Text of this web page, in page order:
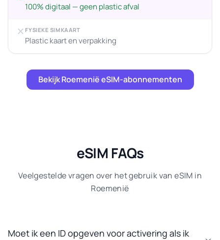
100% digitaal — geen plastic afval
FYSIEKE SIMKAART
Plastic kaart en verpakking
Bekijk Roemenië eSIM-abonnementen
eSIM FAQs
Veelgestelde vragen over het gebruik van eSIM in
Roemenië
Moet ik een ID opgeven voor activering als ik